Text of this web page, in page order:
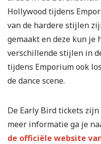
Hollywood tijdens
van de hardere stijlen
gemaakt en deze kun je
verschillende stijlen in
tijdens Emporium ook
de dance scene.
De Early Bird tickets
meer informatie ga je
de officiële website